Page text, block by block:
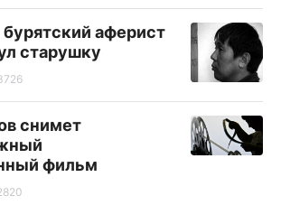
аферист
старушку
снимет
фильм